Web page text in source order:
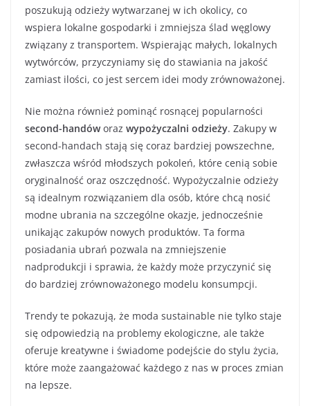
poszukują odzieży wytwarzanej w ich okolicy, co
wspiera lokalne gospodarki i zmniejsza ślad węglowy
związany z transportem. Wspierając małych, lokalnych
wytwórców, przyczyniamy się do stawiania na jakość
zamiast ilości, co jest sercem idei mody zrównoważonej.
Nie można również pominąć rosnącej popularności
second-handóworaz wypożyczalni odzieży. Zakupy w
second-handach stają się coraz bardziej powszechne,
zwłaszcza wśród młodszych pokoleń, które cenią sobie
oryginalność oraz oszczędność. Wypożyczalnie odzieży
są idealnym rozwiązaniem dla osób, które chcą nosić
modne ubrania na szczególne okazje, jednocześnie
unikając zakupów nowych produktów. Ta forma
posiadania ubrań pozwala na zmniejszenie
nadprodukcji i sprawia, że każdy może przyczynić się
do bardziej zrównoważonego modelu konsumpcji.
Trendy te pokazują, że moda sustainable nie tylko staje
się odpowiedzią na problemy ekologiczne, ale także
oferuje kreatywne i świadome podejście do stylu życia,
które może zaangażować każdego z nas w proces zmian
na lepsze.